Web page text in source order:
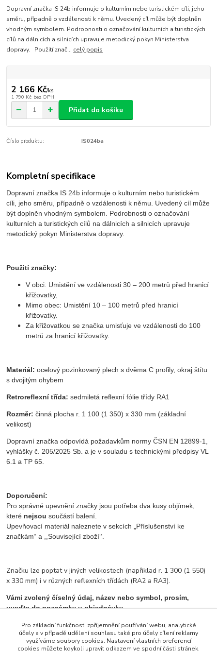
Dopravní značka IS 24b informuje o kulturním nebo turistickém cíli, jeho
směru, případně o vzdálenosti k němu. Uvedený cíl může být doplněn
vhodným symbolem. Podrobnosti o označování kulturních a turistických
cílů na dálnicích a silnicích upravuje metodický pokyn Ministerstva
dopravy. Použití znač... celý popis
2 166 Kč/ks
1 790 Kč bez DPH
Přidat do košíku
Číslo produktu: IS024ba
Kompletní specifikace
Dopravní značka IS 24b informuje o kulturním nebo turistickém
cíli, jeho směru, případně o vzdálenosti k němu. Uvedený cíl může
být doplněn vhodným symbolem. Podrobnosti o označování
kulturních a turistických cílů na dálnicích a silnicích upravuje
metodický pokyn Ministerstva dopravy.
Použití značky:
V obci: Umistění ve vzdálenosti 30 – 200 metrů před hranicí
křižovatky,
Mimo obec: Umistění 10 – 100 metrů před hranicí
křižovatky.
Za křižovatkou se značka umisťuje ve vzdálenosti do 100
metrů za hranicí křižovatky.
Materiál: ocelový pozinkovaný plech s dvěma C profily, okraj štítu
s dvojitým ohybem
Retroreflexní třída: sedmiletá reflexní fólie třídy RA1
Rozměr: činná plocha r. 1 100 (1 350) x 330 mm (základní
velikost)
Dopravní značka odpovídá požadavkům normy ČSN EN 12899-1,
vyhlášky č. 205/2025 Sb. a je v souladu s technickými předpisy VL
6.1 a TP 65.
Doporučení:
Pro správné upevnění značky jsou potřeba dva kusy objímek,
které nejsou součástí balení.
Upevňovací materiál naleznete v sekcích „Příslušenství ke
značkám“ a ,,Související zboží‘‘.
Značku lze poptat v jiných velikostech (napřiklad r. 1 300 (1 550)
x 330 mm) i v různých reflexních třídách (RA2 a RA3).
Vámi zvolený číselný údaj, název nebo symbol, prosím,
uveďte do poznámky u objednávky.
Zboží zařazeno v kategoriích
Pro základní funkčnost, zpříjemnění používání webu, analytické
účely a v případě udělení souhlasu také pro účely cílení reklamy
využíváme soubory cookies. Nastavení vlastních preferencí
cookies můžete kdykoli upravit odkazem ve spodní části stránek.